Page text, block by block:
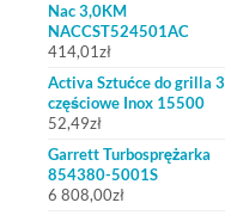
Nac 3,0KM
NACCST524501AC
414,01zł
Activa Sztućce do grilla 3
częściowe Inox 15500
52,49zł
Garrett Turbosprężarka
854380-5001S
6 808,00zł